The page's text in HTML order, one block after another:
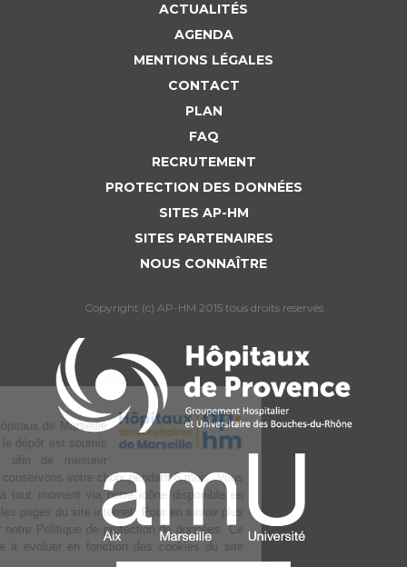
ACTUALITÉS
AGENDA
MENTIONS LÉGALES
CONTACT
PLAN
FAQ
RECRUTEMENT
PROTECTION DES DONNÉES
SITES AP-HM
SITES PARTENAIRES
NOUS CONNAÎTRE
Copyright (c) AP-HM 2015 tous droits reservés
L’Assistance publique Hôpitaux de Marseille
utilise des cookies dont le dépôt est soumis
à votre consentement afin de mesurer
l’audience du site. Nous conservons votre choix pendant 6 mois. Vous
pouvez changer d’avis à tout moment via notre icône disponible en
bas à gauche de toutes les pages du site internet. Pour en savoir plus
sur la gestion, consulter notre Politique de protection de données. Ce
texte pourra être amené à évoluer en fonction des cookies du site